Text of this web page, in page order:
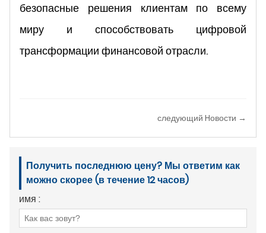
безопасные решения клиентам по всему
миру и способствовать цифровой
трансформации финансовой отрасли.
следующий Hовости →
Получить последнюю цену? Мы ответим как
можно скорее (в течение 12 часов)
имя :